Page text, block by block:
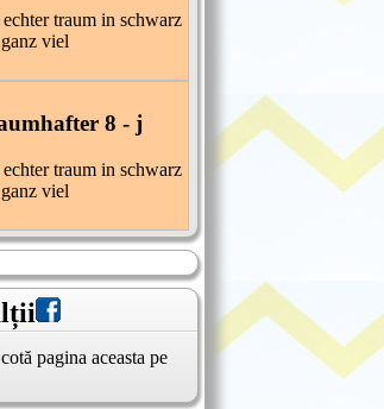
traum in schwarz
viel
8 - j
traum in schwarz
viel
pagina aceasta pe